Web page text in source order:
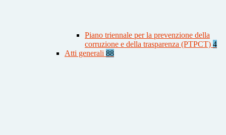
Piano triennale per la prevenzione della
corruzione e della trasparenza (PTPCT) 4
Atti generali 88